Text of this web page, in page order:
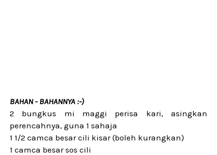
BAHAN - BAHANNYA :-)
2 bungkus mi maggi perisa kari, asingkan
perencahnya, guna 1 sahaja
1 1/2 camca besar cili kisar (boleh kurangkan)
1 camca besar sos cili